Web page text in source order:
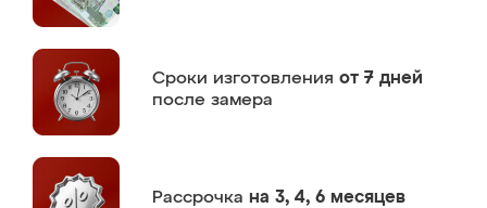
Сроки изготовления от 7 дней
после замера
Рассрочка на 3, 4, 6 месяцев